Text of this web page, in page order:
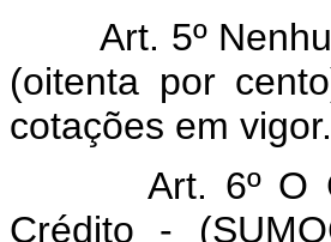
Art. 5º
(oitenta por
cotações em vigor.
Art. 6º O
Crédito -